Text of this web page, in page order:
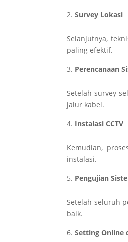
Survey Lokasi
Selanjutnya,
paling efektif.
Perencanaan
Setelah survey
jalur kabel.
Instalasi CCTV
Kemudian,
instalasi.
Pengujian
Setelah seluruh
baik.
Setting Online